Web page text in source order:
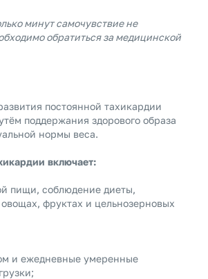
минут самочувствие не
обратиться за медицинской
постоянной тахикардии
поддержания здорового образа
нормы веса.
включает:
пищи, соблюдение диеты,
фруктах и цельнозерновых
и ежедневные умеренные